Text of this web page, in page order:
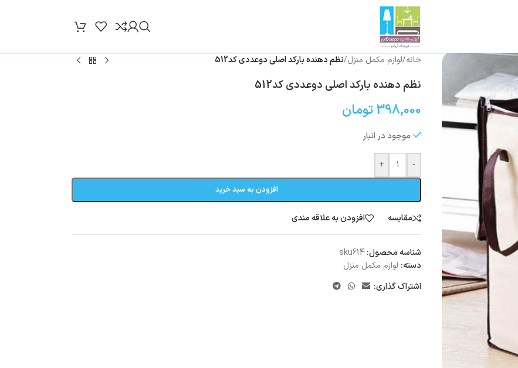
خانه/لوازم مکمل منزل/نظم دهنده بارکد اصلی دوعددی کد512
نظم دهنده بارکد اصلی دوعددی کد512
398,000تومان
موجود در انبار
-
+
افزودن به سبد خرید
مقایسه افزودن به علاقه مندی
شناسه محصول:sku614
دسته: لوازم مکمل منزل
اشتراک گذاری: